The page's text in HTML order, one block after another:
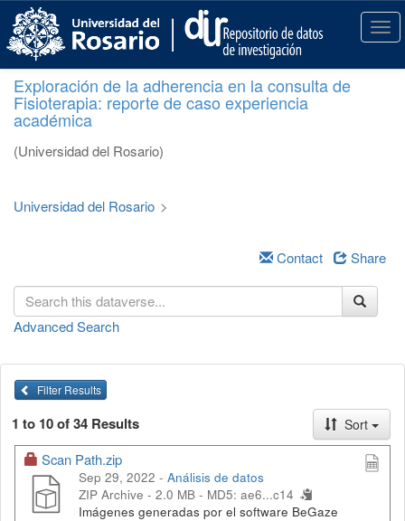
p
T
o
g
t
Exploración de la adherencia en la consulta de
Fisioterapia: reporte de caso experiencia
académica
(Universidad del Rosario)
Universidad del Rosario >
Contact Share
Advanced Search
Filter Results
1 to 10 of 34 Results Sort
Scan Path.zip
Sep 29, 2022 - Análisis de datos
ZIP Archive - 2.0 MB - MD5: ae6...c14
Imágenes generadas por el software BeGaze